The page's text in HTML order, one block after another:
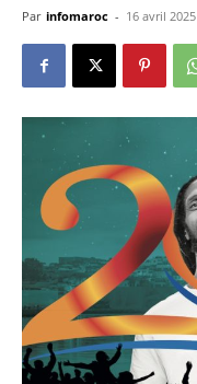
Par infomaroc - 16 avril 2025